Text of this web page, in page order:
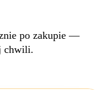
po zakupie —
chwili.